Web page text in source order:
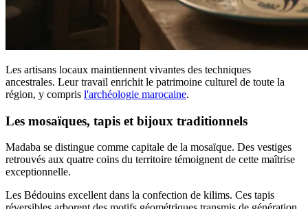
Les artisans locaux maintiennent vivantes des techniques
ancestrales. Leur travail enrichit le patrimoine culturel de toute la
région, y compris l'archéologie marocaine.
Les mosaïques, tapis et bijoux traditionnels
Madaba se distingue comme capitale de la mosaïque. Des vestiges
retrouvés aux quatre coins du territoire témoignent de cette maîtrise
exceptionnelle.
Les Bédouins excellent dans la confection de kilims. Ces tapis